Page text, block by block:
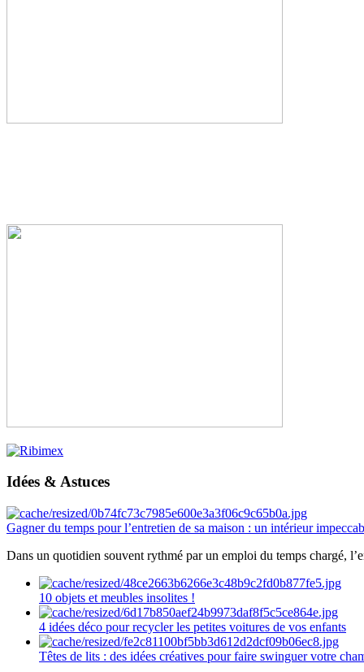
Idées & Astuces
Gagner du temps pour l’entretien de sa maison : un intérieur
Dans un quotidien souvent rythmé par un emploi du temps chargé,
10 objets et meubles insolites !
4 idées déco pour recycler les petites voitures de vos enfants
Têtes de lits : des idées créatives pour faire swinguer votre